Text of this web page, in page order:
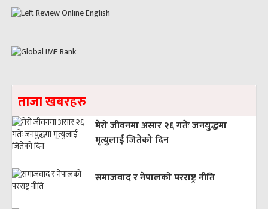
ताजा खबरहरु
मेरो जीवनमा असार २६ गतेः जनयुद्धमा
मृत्युलाई जितेको दिन
समाजवाद र नेपालको परराष्ट्र नीति